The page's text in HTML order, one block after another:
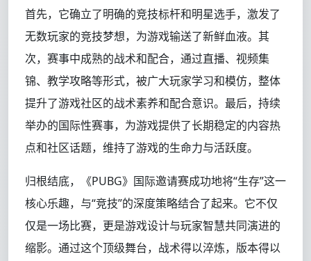
首先，它确立了明确的竞技标杆和明星选手，激发了
无数玩家的竞技梦想，为游戏输送了新鲜血液。其
次，赛事中成熟的战术和配合，通过直播、视频集
锦、教学攻略等形式，被广大玩家学习和模仿，整体
提升了游戏社区的战术素养和配合意识。最后，持续
举办的国际性赛事，为游戏提供了长期稳定的内容热
点和社区话题，维持了游戏的生命力与活跃度。
归根结底，《PUBG》国际邀请赛成功地将“生存”这一
核心乐趣，与“竞技”的深度策略结合了起来。它不仅
仅是一场比赛，更是游戏设计与玩家智慧共同演进的
缩影。通过这个顶级舞台，战术得以淬炼，版本得以